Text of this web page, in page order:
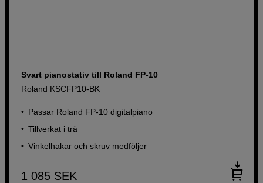
Svart pianostativ till Roland FP-10
Roland KSCFP10-BK
Passar Roland FP-10 digitalpiano
Tillverkat i trä
Vinkelhakar och skruv medföljer
1 085 SEK